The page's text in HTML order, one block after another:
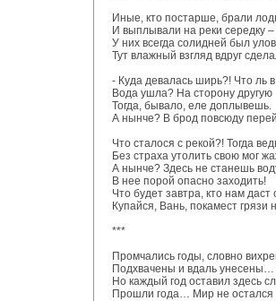
Иные, кто постарше, брали
И выплывали на реки середку –
У них всегда солидней был
Тут влажный взгляд вдруг
- Куда девалась ширь?! Что ль
Вода ушла? На сторону другую
Тогда, бывало, еле доплывешь.
А нынче? В брод повсюду
Что сталося с рекой?! Тогда
Без страха утолить свою мог
А нынче? Здесь не станешь
В нее порой опасно заходить!
Что будет завтра, кто нам даст
Купайся, Вань, покамест грязи
***
Промчались годы, словно
Подхвачены и вдаль унесены…
Но каждый год оставил здесь
Прошли года… Мир не